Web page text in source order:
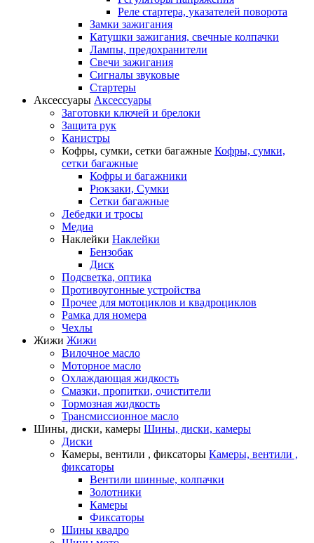
Реле стартера, указателей поворота
Замки зажигания
Катушки зажигания, свечные колпачки
Лампы, предохранители
Свечи зажигания
Сигналы звуковые
Стартеры
Аксессуары Аксессуары
Заготовки ключей и брелоки
Защита рук
Канистры
Кофры, сумки, сетки багажные Кофры, сумки,
сетки багажные
Кофры и багажники
Рюкзаки, Сумки
Сетки багажные
Лебедки и тросы
Медиа
Наклейки Наклейки
Бензобак
Диск
Подсветка, оптика
Противоугонные устройства
Прочее для мотоциклов и квадроциклов
Рамка для номера
Чехлы
Жижи Жижи
Вилочное масло
Моторное масло
Охлаждающая жидкость
Смазки, пропитки, очистители
Тормозная жидкость
Трансмиссионное масло
Шины, диски, камеры Шины, диски, камеры
Диски
Камеры, вентили , фиксаторы Камеры, вентили ,
фиксаторы
Вентили шинные, колпачки
Золотники
Камеры
Фиксаторы
Шины квадро